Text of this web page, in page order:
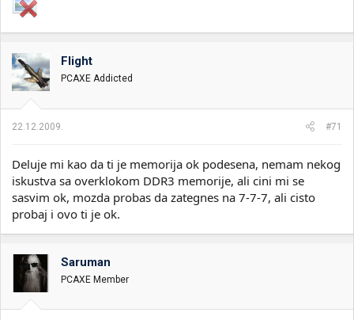
Flight
PCAXE Addicted
22.12.2009. #71
Deluje mi kao da ti je memorija ok podesena, nemam nekog
iskustva sa overklokom DDR3 memorije, ali cini mi se
sasvim ok, mozda probas da zategnes na 7-7-7, ali cisto
probaj i ovo ti je ok.
Saruman
PCAXE Member